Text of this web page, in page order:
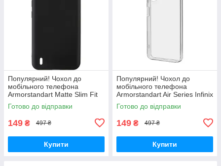
Популярний! Чохол до
мобільного телефона
Armorstandart Matte Slim Fit
Nokia С21 Plus Black
(ARM62194) - Краща якість
Готово до відправки
149 ₴ 497 ₴
Купити
Популярний! Чохол до
мобільного телефона
Armorstandart Air Series Infinix
Hot 30i (X669) / Hot 30i NFC
(X669D) Camera cover
Готово до відправки
149 ₴ 497 ₴
Купити